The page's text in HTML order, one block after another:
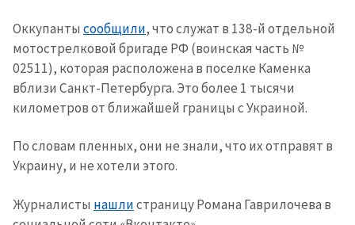
Оккупанты сообщили, что служат в 138-й отдельной
мотострелковой бригаде РФ (воинская часть №
02511), которая расположена в поселке Каменка
вблизи Санкт-Петербурга. Это более 1 тысячи
километров от ближайшей границы с Украиной.
По словам пленных, они не знали, что их отправят в
Украину, и не хотели этого.
Журналисты нашлистраницу Романа Гаврилочева в